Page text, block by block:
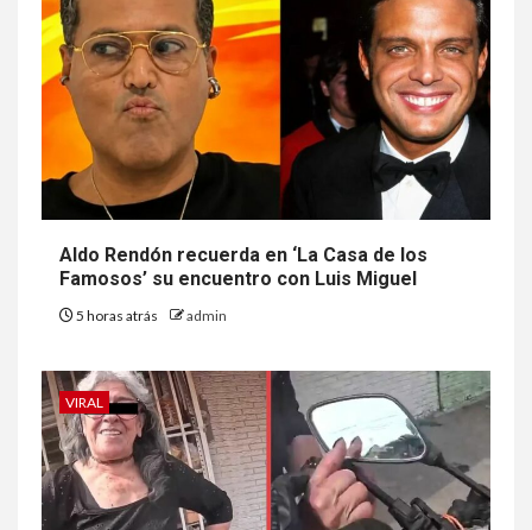
Aldo Rendón recuerda en ‘La Casa de los
Famosos’ su encuentro con Luis Miguel
5 horas atrás admin
VIRAL